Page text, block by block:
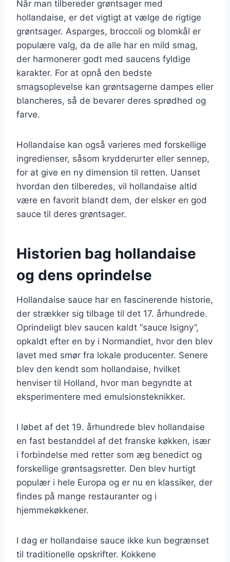
Når man tilbereder grøntsager med
hollandaise, er det vigtigt at vælge de rigtige
grøntsager. Asparges, broccoli og blomkål er
populære valg, da de alle har en mild smag,
der harmonerer godt med saucens fyldige
karakter. For at opnå den bedste
smagsoplevelse kan grøntsagerne dampes eller
blancheres, så de bevarer deres sprødhed og
farve.
Hollandaise kan også varieres med forskellige
ingredienser, såsom krydderurter eller sennep,
for at give en ny dimension til retten. Uanset
hvordan den tilberedes, vil hollandaise altid
være en favorit blandt dem, der elsker en god
sauce til deres grøntsager.
Historien bag hollandaise
og dens oprindelse
Hollandaise sauce har en fascinerende historie,
der strækker sig tilbage til det 17. århundrede.
Oprindeligt blev saucen kaldt “sauce Isigny”,
opkaldt efter en by i Normandiet, hvor den blev
lavet med smør fra lokale producenter. Senere
blev den kendt som hollandaise, hvilket
henviser til Holland, hvor man begyndte at
eksperimentere med emulsionsteknikker.
I løbet af det 19. århundrede blev hollandaise
en fast bestanddel af det franske køkken, især
i forbindelse med retter som æg benedict og
forskellige grøntsagsretter. Den blev hurtigt
populær i hele Europa og er nu en klassiker, der
findes på mange restauranter og i
hjemmekøkkener.
I dag er hollandaise sauce ikke kun begrænset
til traditionelle opskrifter. Kokkene